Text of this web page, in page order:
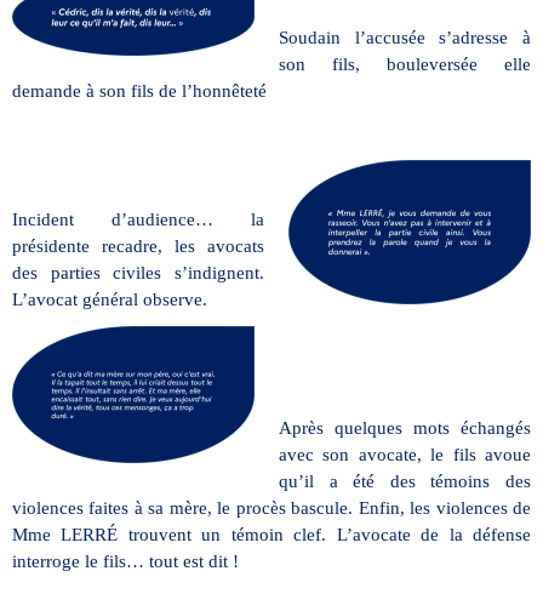
Soudain l’accusée s’adresse à
son fils, bouleversée elle
demande à son fils de l’honnêteté
Incident d’audience… la
présidente recadre, les avocats
des parties civiles s’indignent.
L’avocat général observe.
Après quelques mots échangés
avec son avocate, le fils avoue
qu’il a été des témoins des
violences faites à sa mère, le procès bascule. Enfin, les violences de
Mme LERRÉ trouvent un témoin clef. L’avocate de la défense
interroge le fils… tout est dit !